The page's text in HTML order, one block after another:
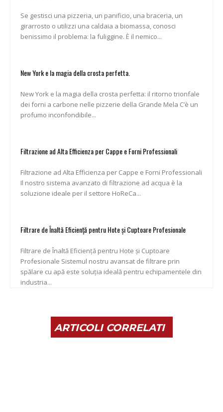
Se gestisci una pizzeria, un panificio, una braceria, un
girarrosto o utilizzi una caldaia a biomassa, conosci
benissimo il problema: la fuliggine. È il nemico...
New York e la magia della crosta perfetta.
New York e la magia della crosta perfetta: il ritorno trionfale
dei forni a carbone nelle pizzerie della Grande Mela C’è un
profumo inconfondibile...
Filtrazione ad Alta Efficienza per Cappe e Forni Professionali
Filtrazione ad Alta Efficienza per Cappe e Forni Professionali
Il nostro sistema avanzato di filtrazione ad acqua è la
soluzione ideale per il settore HoReCa...
Filtrare de Înaltă Eficiență pentru Hote și Cuptoare Profesionale
Filtrare de Înaltă Eficiență pentru Hote și Cuptoare
Profesionale Sistemul nostru avansat de filtrare prin
spălare cu apă este soluția ideală pentru echipamentele din
industria...
ARTICOLI CORRELATI